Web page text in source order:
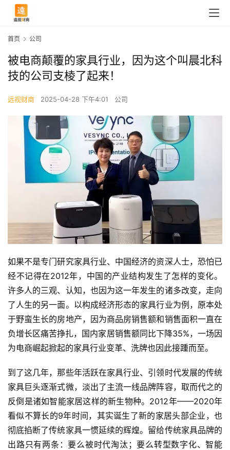
首页 公司
被电商颠覆的家具行业，因为这个叫晨北科
技的公司支棱了起来！
远视财商 2025-04-28 下午4:01 公司
如果不是专门研究家具行业、中国经济的资深人士，恐怕已
经不记得在2012年，中国的产业结构发生了怎样的变化。
许多人的三观、认知，也因为这一年发生的诸多改变，走向
了人生的另一面。以构成经济形态的家具行业为例，原本处
于野蛮生长的房地产，因为商品房销售额和销售面积一直在
负增长区痛苦挣扎，国内家居销售额同比下降35%，一场因
为电商崛起掀起的家具行业变革、洗牌也因此接踵而至。
到了这几年，那些年活跃在家具行业、引领时代发展的传统
家具巨头逐渐式微，淡出了主流一线品牌阵容，取而代之的
反倒是诸如智能家居这样的新生物种。2012年——2020年
看似不算长的9年时间，其实诞生了新的家居头部企业，也
彻底掐断了传统家具一惯延续的辉煌。留给传统家具品牌的
出路只有两条：要么被时代淘汰；要么转型数字化、智能